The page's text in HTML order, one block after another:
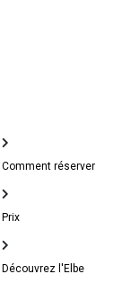
Comment réserver
Prix
Découvrez l'Elbe